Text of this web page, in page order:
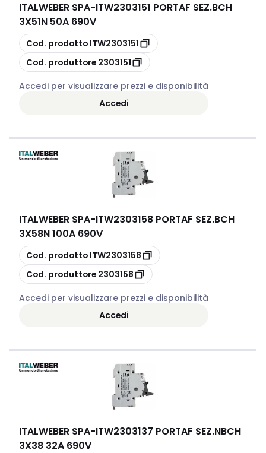
ITALWEBER SPA-ITW2303151 PORTAF SEZ.BCH
3X51N 50A 690V
copia
Cod. prodotto ITW2303151
copia
Cod. produttore 2303151
Accedi per visualizzare prezzi e disponibilità
Accedi
ITALWEBER SPA-ITW2303158 PORTAF SEZ.BCH
3X58N 100A 690V
copia
Cod. prodotto ITW2303158
copia
Cod. produttore 2303158
Accedi per visualizzare prezzi e disponibilità
Accedi
ITALWEBER SPA-ITW2303137 PORTAF SEZ.NBCH
3X38 32A 690V